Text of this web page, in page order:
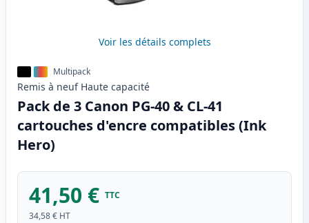
Voir les détails complets
Multipack
Remis à neuf Haute capacité
Pack de 3 Canon PG-40 & CL-41
cartouches d'encre compatibles (Ink
Hero)
41,50 € TTC
34,58 € HT